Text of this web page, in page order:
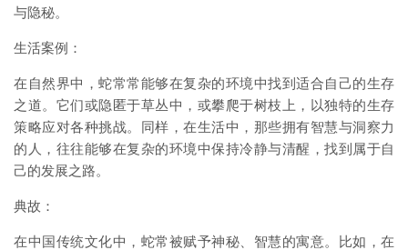
与隐秘。
生活案例：
在自然界中，蛇常常能够在复杂的环境中找到适合自己的生存
之道。它们或隐匿于草丛中，或攀爬于树枝上，以独特的生存
策略应对各种挑战。同样，在生活中，那些拥有智慧与洞察力
的人，往往能够在复杂的环境中保持冷静与清醒，找到属于自
己的发展之路。
典故：
在中国传统文化中，蛇常被赋予神秘、智慧的寓意。比如，在